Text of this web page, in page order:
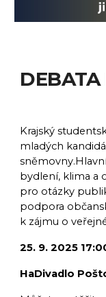
DEBATA
Krajský
mladých
bydlení, klima a
pro otázky
podpora
k zájmu o
25. 9. 2025
HaDivadlo